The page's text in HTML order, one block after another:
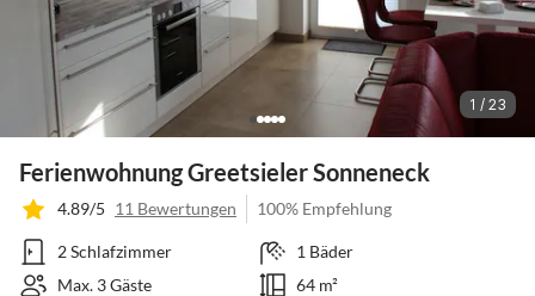
1 / 23
Ferienwohnung Greetsieler Sonneneck
4.89/5 11 Bewertungen 100% Empfehlung
2 Schlafzimmer
1 Bäder
Max. 3 Gäste
64 m²